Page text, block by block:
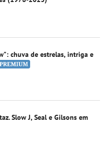
chuva de estrelas, intriga e
Slow J, Seal e Gilsons em